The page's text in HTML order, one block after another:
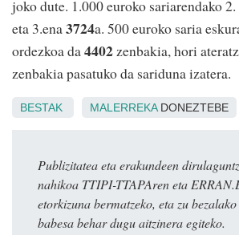
joko dute. 1.000 euroko sariarendako
eta 3.ena3724a. 500 euroko saria
ordezkoa da4402 zenbakia, hori
zenbakia pasatuko da sariduna izatera.
BESTAK MALERREKADONEZTEBE
Publizitatea eta erakundeen
nahikoa TTIPI-TTAPAren eta
etorkizuna bermatzeko, eta zu
babesa behar dugu aitzinera egiteko.